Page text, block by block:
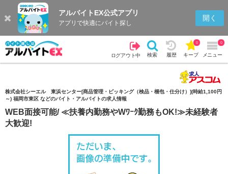
アルバイトEX公式アプリ
アプリで快適にバイト探し
開く
ログアウト中 検索 履歴 キープ
0
メニュー
0
検索 履歴
株式会社シーエル 東浜センター[商品管理・ピッキング（検品・梱包・仕分け）](時給1,100円
～) 福岡市東区 などのバイト・アルバイトの求人情報
WEB面接可能/ ≪扶養内勤務やWﾜｰｸ勤務もOK!≫未経験者
大歓迎!